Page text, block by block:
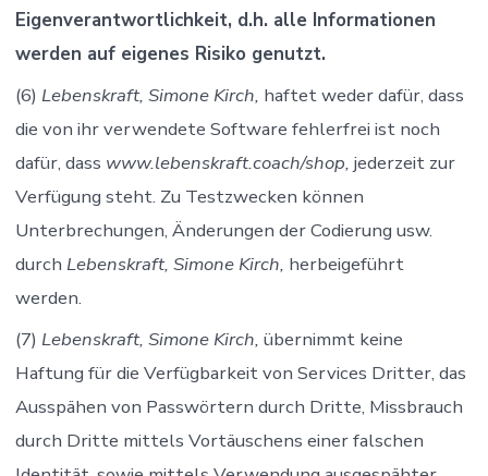
Eigenverantwortlichkeit, d.h. alle Informationen
werden auf eigenes Risiko genutzt.
(6) Lebenskraft, Simone Kirch, haftet weder dafür, dass
die von ihr verwendete Software fehlerfrei ist noch
dafür, dass www.lebenskraft.coach/shop, jederzeit zur
Verfügung steht. Zu Testzwecken können
Unterbrechungen, Änderungen der Codierung usw.
durch Lebenskraft, Simone Kirch, herbeigeführt
werden.
(7) Lebenskraft, Simone Kirch, übernimmt keine
Haftung für die Verfügbarkeit von Services Dritter, das
Ausspähen von Passwörtern durch Dritte, Missbrauch
durch Dritte mittels Vortäuschens einer falschen